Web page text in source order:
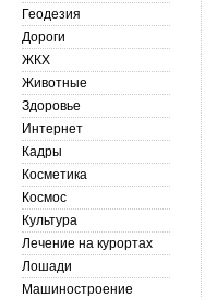
Геодезия
Дороги
ЖКХ
Животные
Здоровье
Интернет
Кадры
Косметика
Космос
Культура
Лечение на курортах
Лошади
Машиностроение